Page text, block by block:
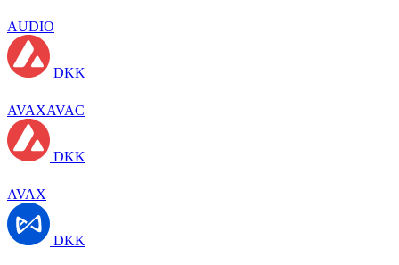
AUDIO
DKK
AVAXAVAC
DKK
AVAX
DKK